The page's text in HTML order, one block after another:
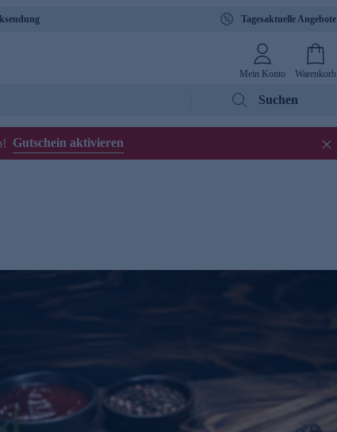
Tagesaktuelle Angebote
Mein Konto Warenkorb
Suchen
Gutschein aktivieren